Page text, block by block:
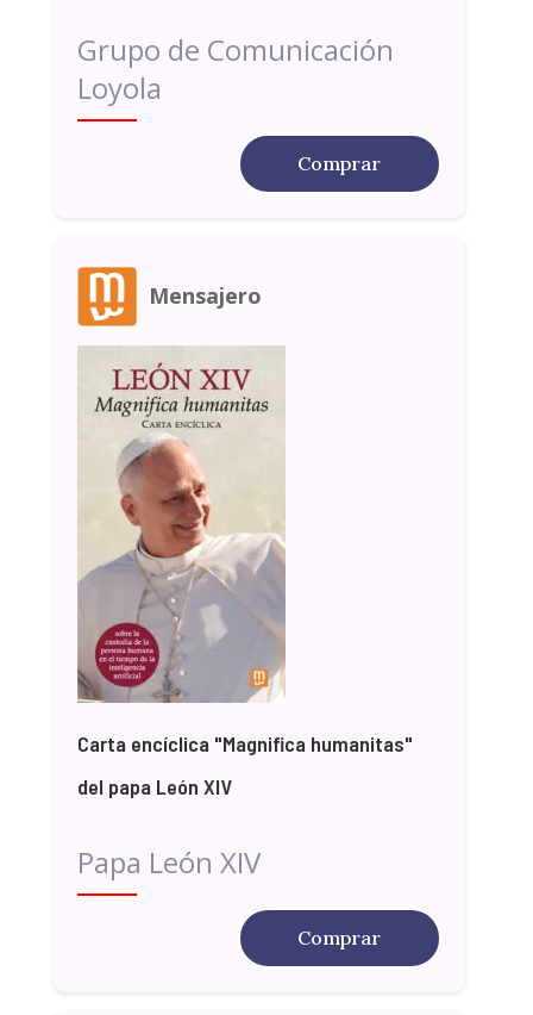
Grupo de Comunicación
Loyola
Comprar
Mensajero
Carta encíclica "Magnifica humanitas"
del papa León XIV
Papa León XIV
Comprar